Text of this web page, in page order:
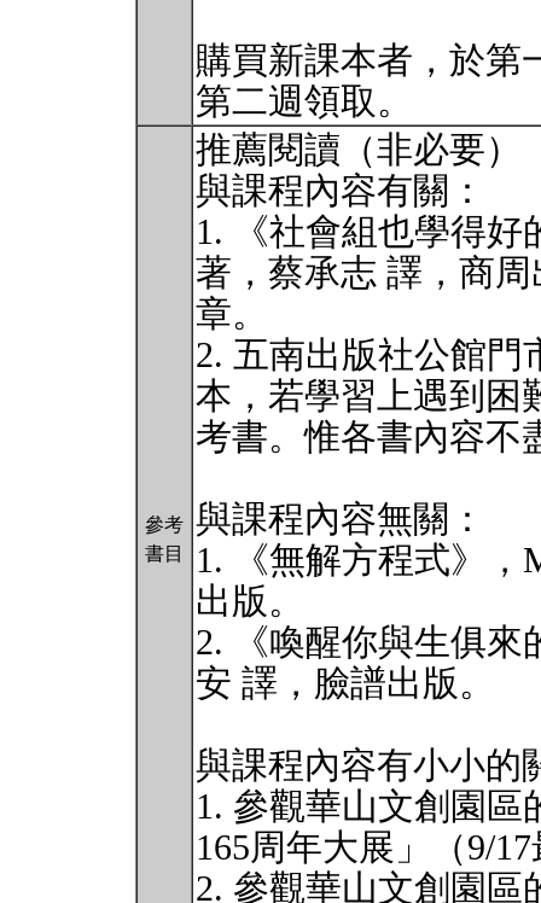
購買新課本者，於第
第二週領取。
參考
書目
推薦閱讀（非必要）
與課程內容有關：
1. 《社會組也學得好
著，蔡承志 譯，商
章。
2. 五南出版社公館門
本，若學習上遇到困
考書。惟各書內容不
與課程內容無關：
1. 《無解方程式》，
出版。
2. 《喚醒你與生俱來
安 譯，臉譜出版。
與課程內容有小小的
1. 參觀華山文創園區
165周年大展」（9/
2. 參觀華山文創園區